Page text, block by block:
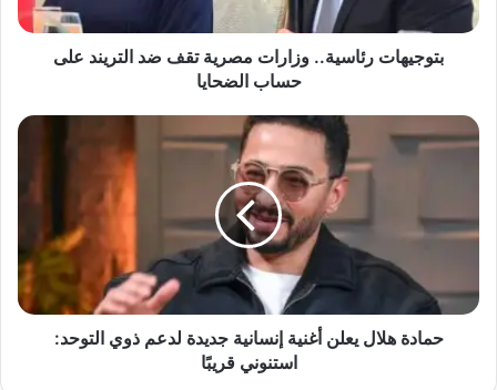
على
حساب
الضحايابتوجيهات رئاسية.. وزارات مصرية تقف ضد التريند على
حساب الضحايا
حمادة
هلال
إنسانية
جديدة
ذوي
التوحد:
استنونيحمادة هلال يعلن أغنية إنسانية جديدة لدعم ذوي التوحد:
استنوني قريبًا